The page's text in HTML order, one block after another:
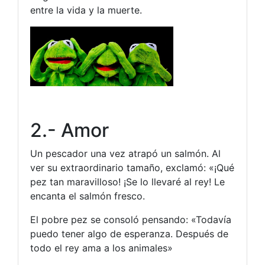
entre la vida y la muerte.
2.- Amor
Un pescador una vez atrapó un salmón. Al
ver su extraordinario tamaño, exclamó: «¡Qué
pez tan maravilloso! ¡Se lo llevaré al rey! Le
encanta el salmón fresco.
El pobre pez se consoló pensando: «Todavía
puedo tener algo de esperanza. Después de
todo el rey ama a los animales»